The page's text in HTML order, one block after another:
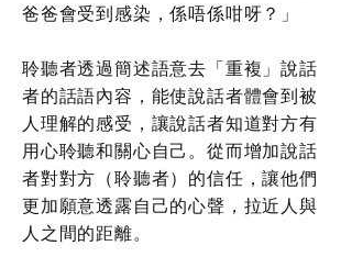
爸爸會受到感染，係唔係咁呀？」
聆聽者透過簡述語意去「重複」說話
者的話語內容，能使說話者體會到被
人理解的感受，讓說話者知道對方有
用心聆聽和關心自己。從而增加說話
者對對方（聆聽者）的信任，讓他們
更加願意透露自己的心聲，拉近人與
人之間的距離。